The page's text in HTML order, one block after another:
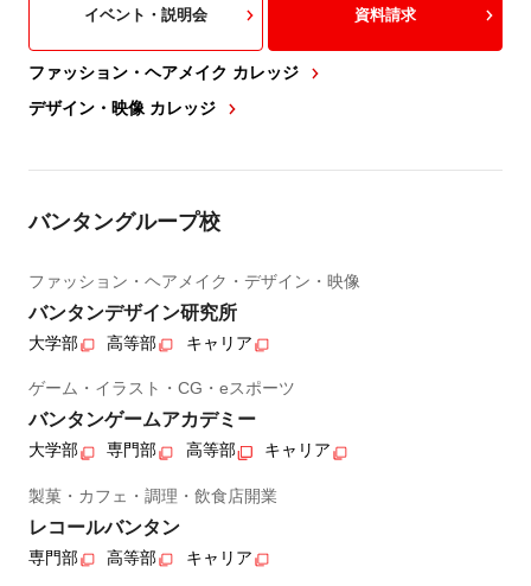
ファッション・ヘアメイク カレッジ
デザイン・映像 カレッジ
イベント・説明会 資料請求
バンタングループ校
ファッション・ヘアメイク・デザイン・映像
バンタンデザイン研究所
大学部 高等部 キャリア
ゲーム・イラスト・CG・eスポーツ
バンタンゲームアカデミー
大学部 専門部 高等部 キャリア
製菓・カフェ・調理・飲食店開業
レコールバンタン
専門部 高等部 キャリア